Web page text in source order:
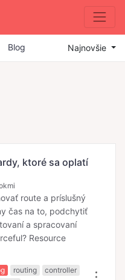
Blog Najnovšie
ktoré sa oplatí
route a príslušný
čas na to, podchytiť
a spracovaní
Resource
routing
controller